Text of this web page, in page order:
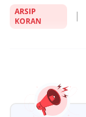
ARSIP
KORAN